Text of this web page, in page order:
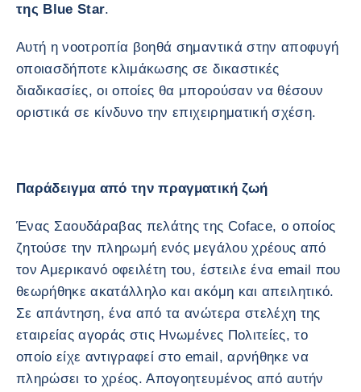
της Blue Star.
Αυτή η νοοτροπία βοηθά σημαντικά στην αποφυγή
οποιασδήποτε κλιμάκωσης σε δικαστικές
διαδικασίες, οι οποίες θα μπορούσαν να θέσουν
οριστικά σε κίνδυνο την επιχειρηματική σχέση.
Παράδειγμα από την πραγματική ζωή
Ένας Σαουδάραβας πελάτης της Coface, ο οποίος
ζητούσε την πληρωμή ενός μεγάλου χρέους από
τον Αμερικανό οφειλέτη του, έστειλε ένα email που
θεωρήθηκε ακατάλληλο και ακόμη και απειλητικό.
Σε απάντηση, ένα από τα ανώτερα στελέχη της
εταιρείας αγοράς στις Ηνωμένες Πολιτείες, το
οποίο είχε αντιγραφεί στο email, αρνήθηκε να
πληρώσει το χρέος. Απογοητευμένος από αυτήν